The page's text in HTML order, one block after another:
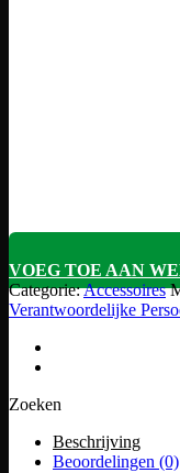
VOEG TOE AAN
Categorie:Accessoires
Verantwoordelijke
Zoeken
Beschrijving
Beoordelingen (0)